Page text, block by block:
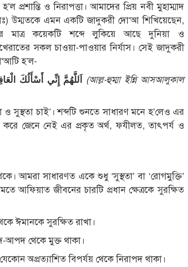
অঙ্গন
তারবিয়াত
আরও
প্রশান্তি ও নিরাপত্তা। আমাদের প্রিয় নবী মুহাম্মাদ
উম্মতকে এমন একটি জাদুকরী দো‘আ শিখিয়েছেন,
মাত্র কয়েকটি শব্দে লুকিয়ে আছে দুনিয়া ও
সকল চাওয়া-পাওয়ার নির্যাস। সেই জাদুকরী
হ’ল-
(আল্ল-হুম্মা ইন্নি আসআলুকাল
ও সুস্থতা চাই’। শব্দটি শুনতে সাধারণ মনে হ’লেও এর
জেনে নেই এর প্রকৃত অর্থ, ফযীলত, তাৎপর্য ও
আফিয়াত জীবনের চারটি প্রধান ক্ষেত্রকে সুরক্ষিত
ঈমানকে সুরক্ষিত রাখা।
আপদ থেকে মুক্ত থাকা।
অপ্রত্যাশিত বিপর্যয় থেকে নিরাপদ থাকা।